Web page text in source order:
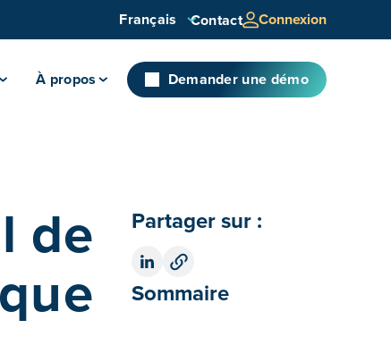
Français Contact Connexion
À propos Demander une démo
de Partager sur :
Sommaire